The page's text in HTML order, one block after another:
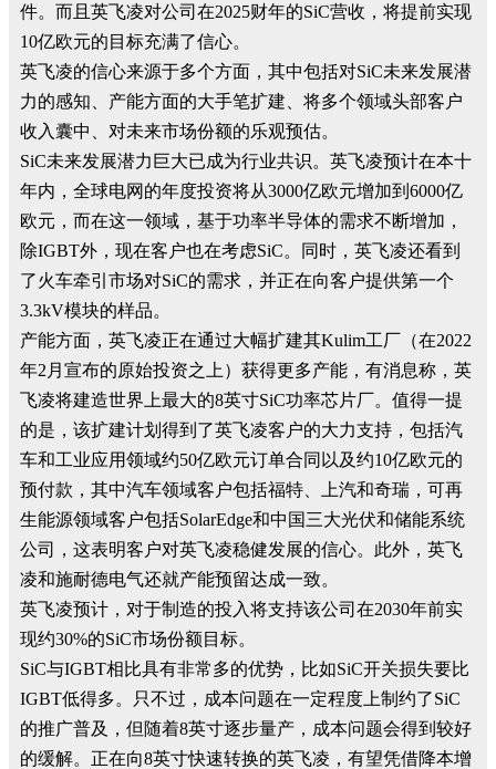
件。而且英飞凌对公司在2025财年的SiC营收，将提前实现
10亿欧元的目标充满了信心。
英飞凌的信心来源于多个方面，其中包括对SiC未来发展潜
力的感知、产能方面的大手笔扩建、将多个领域头部客户
收入囊中、对未来市场份额的乐观预估。
SiC未来发展潜力巨大已成为行业共识。英飞凌预计在本十
年内，全球电网的年度投资将从3000亿欧元增加到6000亿
欧元，而在这一领域，基于功率半导体的需求不断增加，
除IGBT外，现在客户也在考虑SiC。同时，英飞凌还看到
了火车牵引市场对SiC的需求，并正在向客户提供第一个
3.3kV模块的样品。
产能方面，英飞凌正在通过大幅扩建其Kulim工厂（在2022
年2月宣布的原始投资之上）获得更多产能，有消息称，英
飞凌将建造世界上最大的8英寸SiC功率芯片厂。值得一提
的是，该扩建计划得到了英飞凌客户的大力支持，包括汽
车和工业应用领域约50亿欧元订单合同以及约10亿欧元的
预付款，其中汽车领域客户包括福特、上汽和奇瑞，可再
生能源领域客户包括SolarEdge和中国三大光伏和储能系统
公司，这表明客户对英飞凌稳健发展的信心。此外，英飞
凌和施耐德电气还就产能预留达成一致。
英飞凌预计，对于制造的投入将支持该公司在2030年前实
现约30%的SiC市场份额目标。
SiC与IGBT相比具有非常多的优势，比如SiC开关损失要比
IGBT低得多。只不过，成本问题在一定程度上制约了SiC
的推广普及，但随着8英寸逐步量产，成本问题会得到较好
的缓解。正在向8英寸快速转换的英飞凌，有望凭借降本增